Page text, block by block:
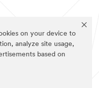
on your device to
analyze site usage,
based on